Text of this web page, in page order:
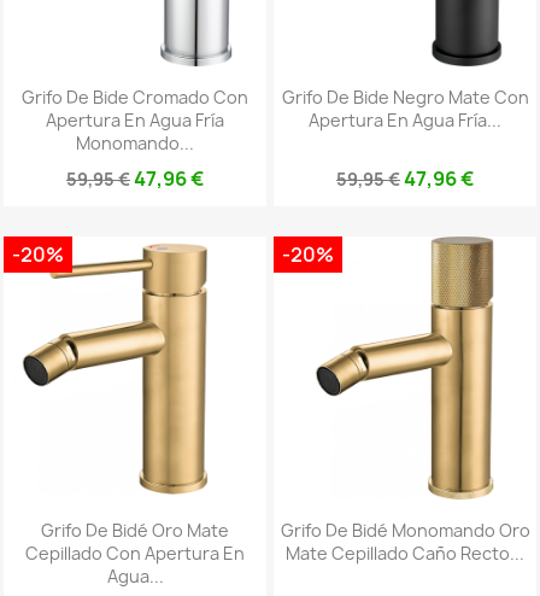
Grifo De Bide Cromado Con
Apertura En Agua Fría
Monomando...
59,95 €47,96 €
Grifo De Bide Negro Mate Con
Apertura En Agua Fría...
59,95 €47,96 €
Grifo De Bidé Oro Mate
Cepillado Con Apertura En
Agua...
-20%
Grifo De Bidé Monomando Oro
Mate Cepillado Caño Recto...
-20%